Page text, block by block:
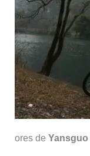
ores de Yansguo